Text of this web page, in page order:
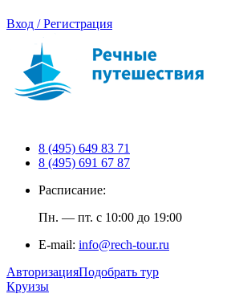
Вход / Регистрация
8 (495) 649 83 71
8 (495) 691 67 87
Расписание:
Пн. — пт. с 10:00 до 19:00
E-mail: info@rech-tour.ru
АвторизацияПодобрать тур
Круизы